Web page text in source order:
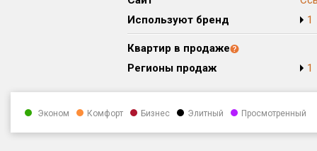
Используют бренд
1
Квартир в продаже
Регионы продаж
1
Эконом Комфорт Бизнес Элитный Просмотренный